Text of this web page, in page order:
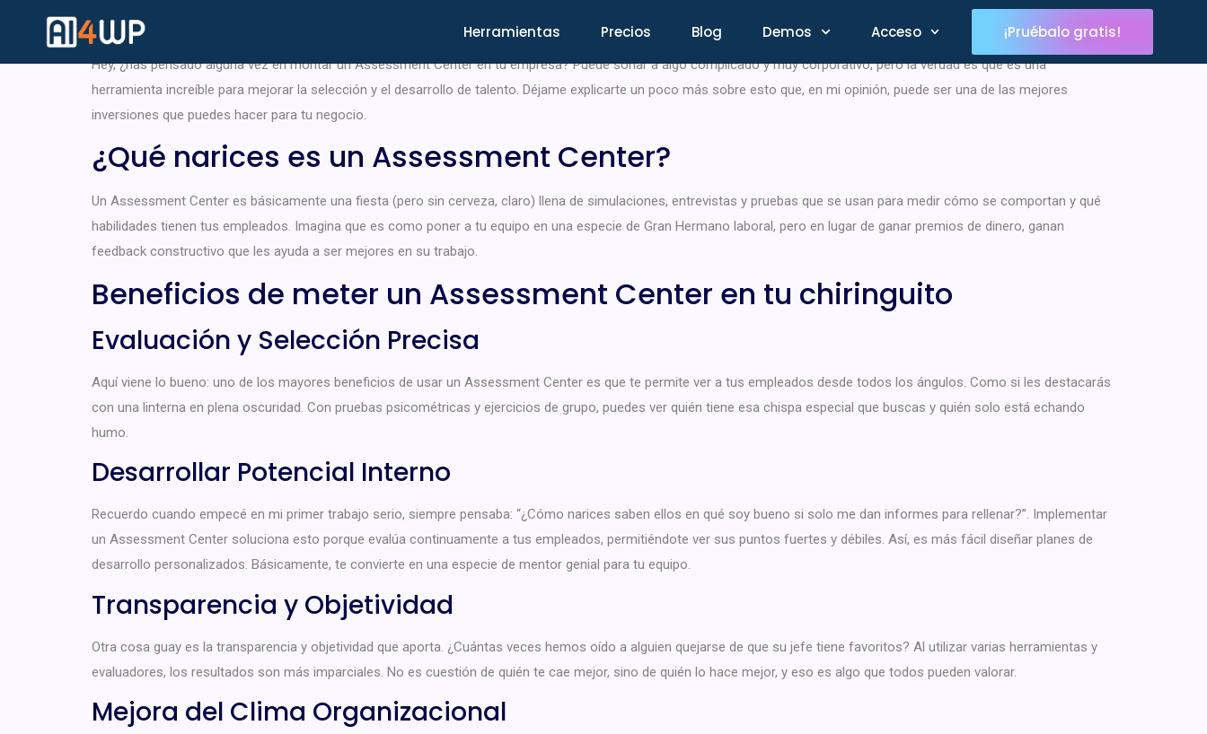
Herramientas Precios Blog Demos Acceso ¡Pruébalo gratis!
Empresa?
Hey, ¿has pensado alguna vez en montar un Assessment Center en tu empresa? Puede sonar a algo complicado y muy corporativo, pero la verdad es que es una
herramienta increíble para mejorar la selección y el desarrollo de talento. Déjame explicarte un poco más sobre esto que, en mi opinión, puede ser una de las mejores
inversiones que puedes hacer para tu negocio.
¿Qué narices es un Assessment Center?
Un Assessment Center es básicamente una fiesta (pero sin cerveza, claro) llena de simulaciones, entrevistas y pruebas que se usan para medir cómo se comportan y qué
habilidades tienen tus empleados. Imagina que es como poner a tu equipo en una especie de Gran Hermano laboral, pero en lugar de ganar premios de dinero, ganan
feedback constructivo que les ayuda a ser mejores en su trabajo.
Beneficios de meter un Assessment Center en tu chiringuito
Evaluación y Selección Precisa
Aquí viene lo bueno: uno de los mayores beneficios de usar un Assessment Center es que te permite ver a tus empleados desde todos los ángulos. Como si les destacarás
con una linterna en plena oscuridad. Con pruebas psicométricas y ejercicios de grupo, puedes ver quién tiene esa chispa especial que buscas y quién solo está echando
humo.
Desarrollar Potencial Interno
Recuerdo cuando empecé en mi primer trabajo serio, siempre pensaba: “¿Cómo narices saben ellos en qué soy bueno si solo me dan informes para rellenar?”. Implementar
un Assessment Center soluciona esto porque evalúa continuamente a tus empleados, permitiéndote ver sus puntos fuertes y débiles. Así, es más fácil diseñar planes de
desarrollo personalizados. Básicamente, te convierte en una especie de mentor genial para tu equipo.
Transparencia y Objetividad
Otra cosa guay es la transparencia y objetividad que aporta. ¿Cuántas veces hemos oído a alguien quejarse de que su jefe tiene favoritos? Al utilizar varias herramientas y
evaluadores, los resultados son más imparciales. No es cuestión de quién te cae mejor, sino de quién lo hace mejor, y eso es algo que todos pueden valorar.
Mejora del Clima Organizacional